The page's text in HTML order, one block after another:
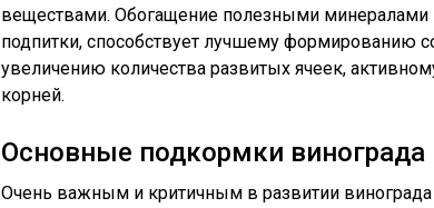
веществами. Обогащение полезными
подпитки, способствует лучшему формированию
увеличению количества развитых ячеек,
корней.
Основные подкормки винограда
Очень важным и критичным в развитии